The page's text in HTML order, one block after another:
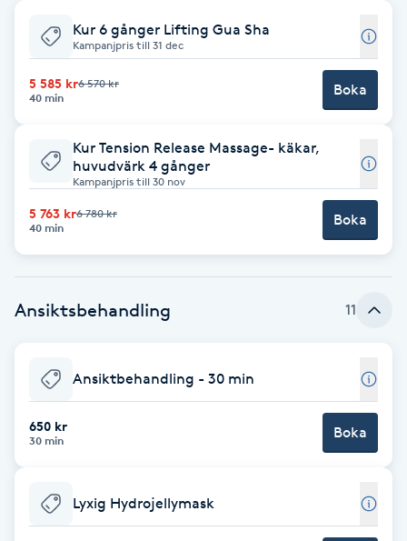
Babylights
Balayage
Barber
Barnklippning
Bottenfärg
Brynformning
Brynfärgning
Kur 6 gånger Lifting Gua Sha
Kampanjpris till 31 dec
5 585 kr6 570 kr
40 min
Boka
Kur Tension Release Massage- käkar,
huvudvärk 4 gånger
Kampanjpris till 30 nov
5 763 kr6 780 kr
40 min
Boka
Ansiktsbehandling 11
Ansiktbehandling - 30 min
650 kr
30 min Boka
Lyxig Hydrojellymask